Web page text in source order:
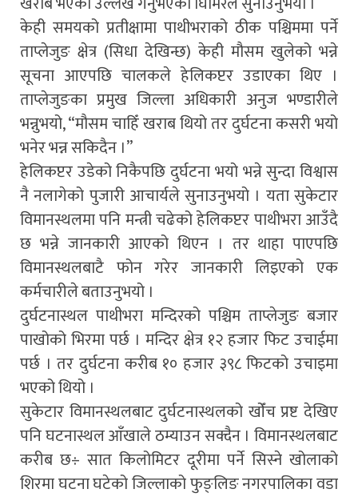
केही समयको प्रतीक्षामा पाथीभराको ठीक पश्चिममा पर्ने
ताप्लेजुङ क्षेत्र (सिधा देखिन्छ) केही मौसम खुलेको भन्ने
सूचना आएपछि चालकले हेलिकप्टर उडाएका थिए ।
ताप्लेजुङका प्रमुख जिल्ला अधिकारी अनुज भण्डारीले
भन्नुभयो, “मौसम चाहिँ खराब थियो तर दुर्घटना कसरी भयो
भनेर भन्न सकिदैन ।”
हेलिकप्टर उडेको निकैपछि दुर्घटना भयो भन्ने सुन्दा विश्वास
नै नलागेको पुजारी आचार्यले सुनाउनुभयो । यता सुकेटार
विमानस्थलमा पनि मन्त्री चढेको हेलिकप्टर पाथीभरा आउँदै
छ भन्ने जानकारी आएको थिएन । तर थाहा पाएपछि
विमानस्थलबाटै फोन गरेर जानकारी लिइएको एक
कर्मचारीले बताउनुभयो ।
दुर्घटनास्थल पाथीभरा मन्दिरको पश्चिम ताप्लेजुङ बजार
पाखोको भिरमा पर्छ । मन्दिर क्षेत्र १२ हजार फिट उचाईमा
पर्छ । तर दुर्घटना करीब १० हजार ३९८ फिटको उचाइमा
भएको थियो ।
सुकेटार विमानस्थलबाट दुर्घटनास्थलको खोँच प्रष्ट देखिए
पनि घटनास्थल आँखाले ठम्याउन सक्दैन । विमानस्थलबाट
करीब छ÷ सात किलोमिटर दूरीमा पर्ने सिस्ने खोलाको
शिरमा घटना घटेको जिल्लाको फुङ्लिङ नगरपालिका वडा